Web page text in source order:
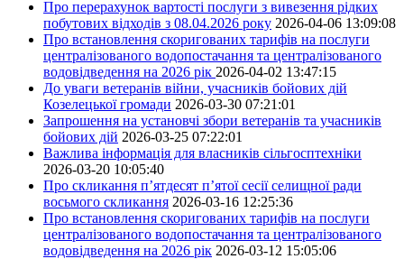
Про перерахунок вартості послуги з вивезення рідких
побутових відходів з 08.04.2026 року 2026-04-06 13:09:08
Про встановлення скоригованих тарифів на послуги
централізованого водопостачання та централізованого
водовідведення на 2026 рік 2026-04-02 13:47:15
До уваги ветеранів війни, учасників бойових дій
Козелецької громади 2026-03-30 07:21:01
Запрошення на установчі збори ветеранів та учасників
бойових дій 2026-03-25 07:22:01
Важлива інформація для власників сільгосптехніки
2026-03-20 10:05:40
Про скликання п’ятдесят п’ятої сесії селищної ради
восьмого скликання 2026-03-16 12:25:36
Про встановлення скоригованих тарифів на послуги
централізованого водопостачання та централізованого
водовідведення на 2026 рік 2026-03-12 15:05:06